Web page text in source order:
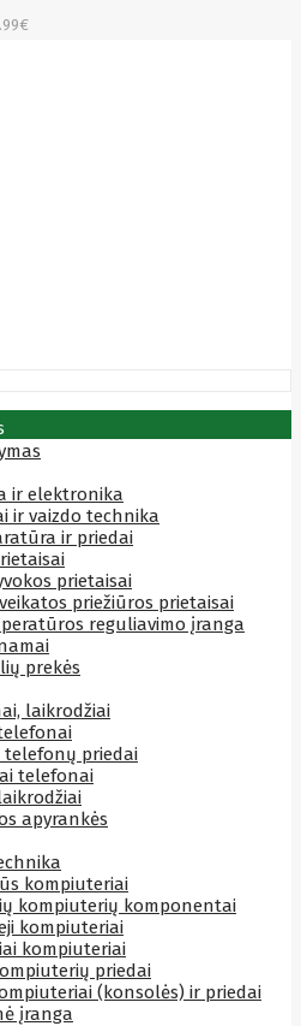
ir elektronika
ir vaizdo technika
ir priedai
prietaisai
priežiūros prietaisai
reguliavimo įranga
prekės
laikrodžiai
telefonų priedai
telefonai
apyrankės
kompiuteriai
kompiuterių komponentai
kompiuteriai
kompiuteriai
priedai
(konsolės) ir priedai
įranga